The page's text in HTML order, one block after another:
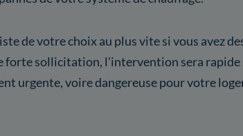
de votre choix au plus vite si vous avez
forte sollicitation, l'intervention sera rapide
urgente, voire dangereuse pour votre